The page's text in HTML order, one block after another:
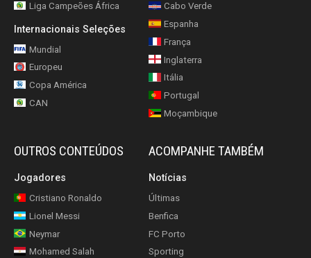
Liga Campeões África
Internacionais Seleções
Mundial
Europeu
Copa América
CAN
Cabo Verde
Espanha
França
Inglaterra
Itália
Portugal
Moçambique
OUTROS CONTEÚDOS
Jogadores
Cristiano Ronaldo
Lionel Messi
Neymar
Mohamed Salah
ACOMPANHE TAMBÉM
Notícias
Últimas
Benfica
FC Porto
Sporting